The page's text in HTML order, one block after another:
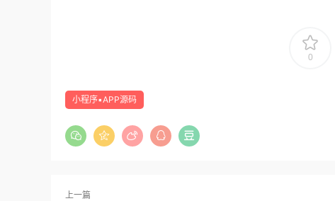
0
小程序▪APP源码
上一篇